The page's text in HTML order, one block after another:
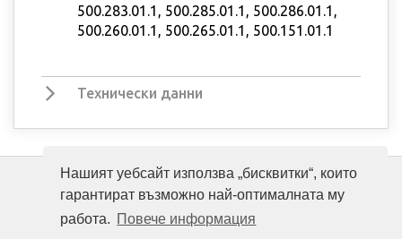
Нашият уебсайт използва „бисквитки“, които
гарантират възможно най-оптималната му
работа. Повече информация
500.283.01.1, 500.285.01.1, 500.286.01.1,
500.260.01.1, 500.265.01.1, 500.151.01.1
Технически данни